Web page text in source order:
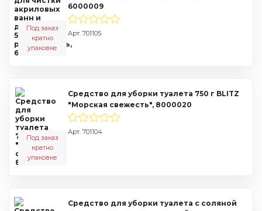
6000009
Арт. 701105
Под заказ
кратно
упаковке
Средство для уборки туалета 750 г BLITZ
"Морская свежесть", 8000020
Арт. 701104
Под заказ
кратно
упаковке
Средство для уборки туалета с соляной